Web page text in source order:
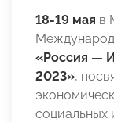
18-19 мая в
«Россия —
2023»,
социальных